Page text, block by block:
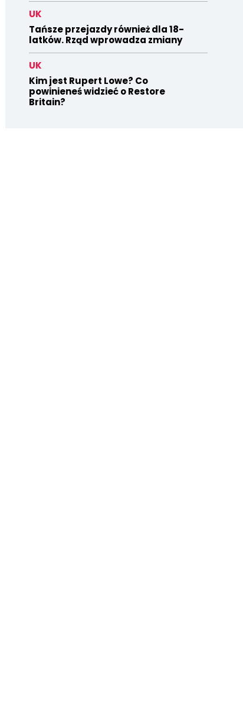
UK
Tańsze przejazdy również dla 18-
latków. Rząd wprowadza zmiany
UK
Kim jest Rupert Lowe? Co
powinieneś widzieć o Restore
Britain?